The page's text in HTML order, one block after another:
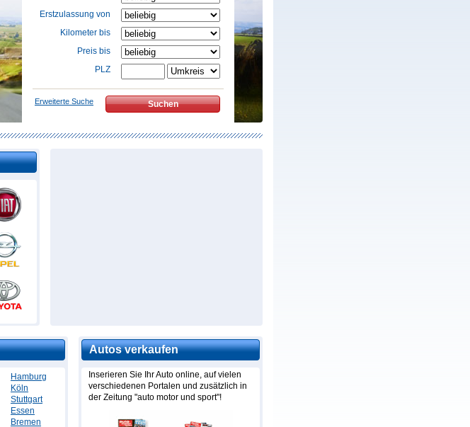
Erstzulassung von
Kilometer bis
Preis bis
PLZ
Erweiterte Suche
Hamburg
Köln
Stuttgart
Essen
Bremen
Autos verkaufen
Inserieren Sie Ihr Auto online, auf vielen
verschiedenen Portalen und zusätzlich in
der Zeitung "auto motor und sport"!